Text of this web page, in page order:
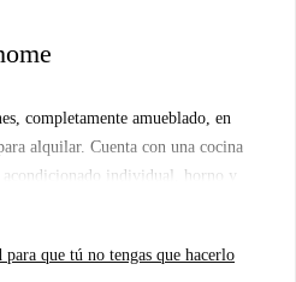
completamente amueblado, en
alquilar. Cuenta con una cocina
individual, horno y
conexión Wi-Fi y ha sido
que tú no tengas que hacerlo